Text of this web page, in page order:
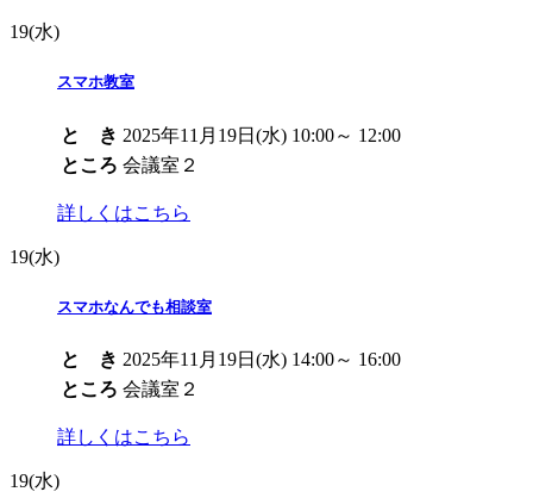
19(水)
スマホ教室
と き 2025年11月19日(水) 10:00～ 12:00
ところ 会議室２
詳しくはこちら
19(水)
スマホなんでも相談室
と き 2025年11月19日(水) 14:00～ 16:00
ところ 会議室２
詳しくはこちら
19(水)